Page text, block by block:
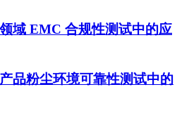
域 EMC 合规性测试中的应
品粉尘环境可靠性测试中的